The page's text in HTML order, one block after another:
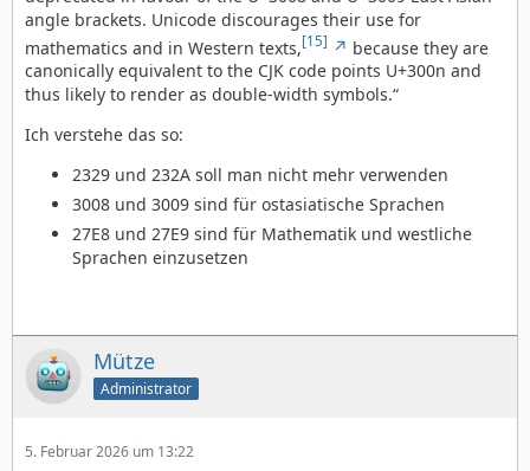
angle brackets. Unicode discourages their use for
mathematics and in Western texts,[15]
because they are
canonically equivalent to the CJK code points U+300n and
thus likely to render as double-width symbols.“
Ich verstehe das so:
2329 und 232A soll man nicht mehr verwenden
3008 und 3009 sind für ostasiatische Sprachen
27E8 und 27E9 sind für Mathematik und westliche
Sprachen einzusetzen
Mütze
Administrator
5. Februar 2026 um 13:22